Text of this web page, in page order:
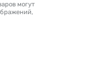
могут